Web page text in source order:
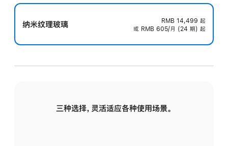
纳米纹理玻璃 RMB 14,499 起
或 RMB 605/月 (24 期) 起
三种选择，灵活适应各种使用场景。